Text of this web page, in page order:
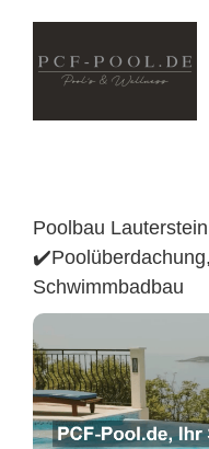
content
Poolbau Lauterstein
Schwimmbadbau